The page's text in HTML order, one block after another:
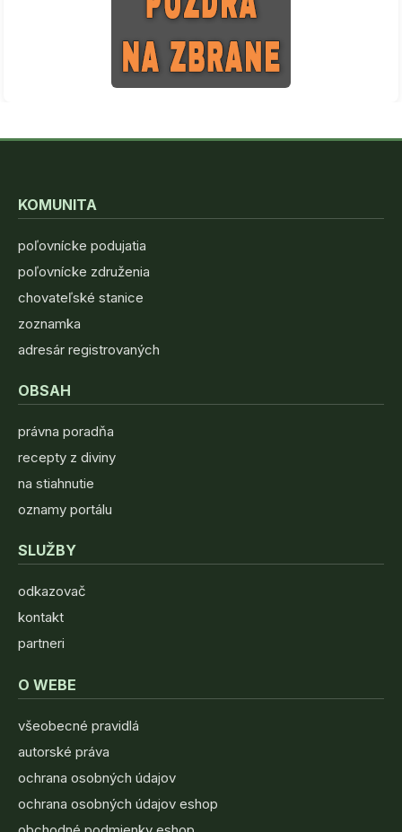
KOMUNITA
poľovnícke podujatia
poľovnícke združenia
chovateľské stanice
zoznamka
adresár registrovaných
OBSAH
právna poradňa
recepty z diviny
na stiahnutie
oznamy portálu
SLUŽBY
odkazovač
kontakt
partneri
O WEBE
všeobecné pravidlá
autorské práva
ochrana osobných údajov
ochrana osobných údajov eshop